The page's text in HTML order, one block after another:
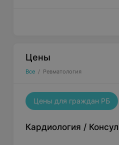
Цены
Все / Ревматология
Цены для граждан РБ
Кардиология /